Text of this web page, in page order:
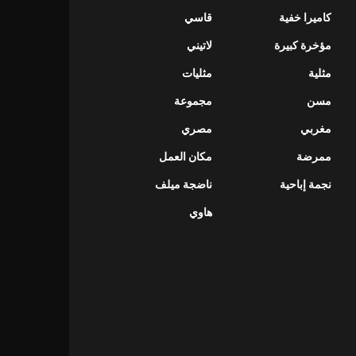
قاسي كاميرا خفية
لاتيني مؤخرة كبيرة
مثليات مثلية
مجموعة مسن
مصري مغربي
مكان العمل ممرضة
ناضجة ميلف نجمة إباحية
هاوي